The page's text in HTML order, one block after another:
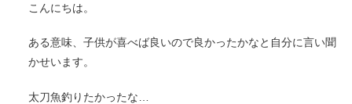
こんにちは。
ある意味、子供が喜べば良いので良かったかなと自分に言い聞
かせいます。
太刀魚釣りたかったな…